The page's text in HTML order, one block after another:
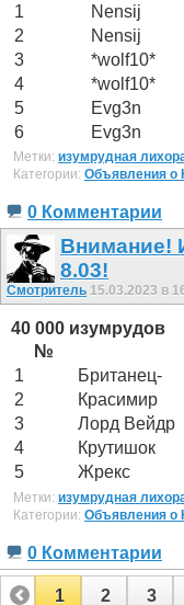
1
Nensij
2
Nensij
3
*wolf10*
4
*wolf10*
5
Evg3n
6
Evg3n
Метки: изумрудная
Категории: Объявления о
0 Комментарии
Внимание!
8.03!
Смотритель 15.03.2023 в
40 000 изумрудов
№
1
Британец-
2
Красимир
3
Лорд Вейдр
4
Крутишок
5
Жрекс
Метки: изумрудная
Категории: Объявления о
0 Комментарии
1 2 3